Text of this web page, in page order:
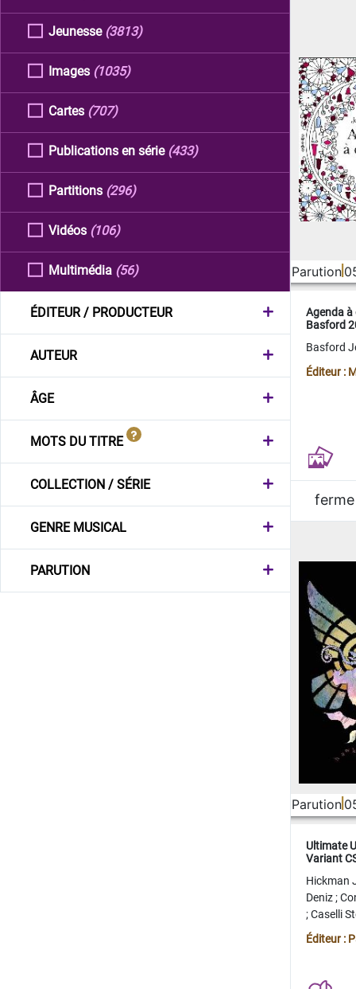
Jeunesse (3813)
Images (1035)
Cartes (707)
Publications en série (433)
Partitions (296)
Vidéos (106)
Multimédia (56)
ÉDITEUR / PRODUCTEUR
AUTEUR
ÂGE
MOTS DU TITRE
COLLECTION / SÉRIE
GENRE MUSICAL
PARUTION
Parution
Agenda
Basford
Basford
Éditeur :
ferme
Parution
Ultimate
Variant
Hickman
Deniz;
;Caselli
Juan
Éditeur :